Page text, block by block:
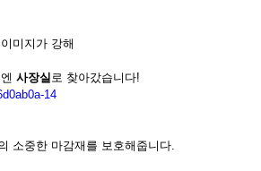
미지가 강해
사장실로 찾아갔습니다!
소중한 마감재를 보호해줍니다.